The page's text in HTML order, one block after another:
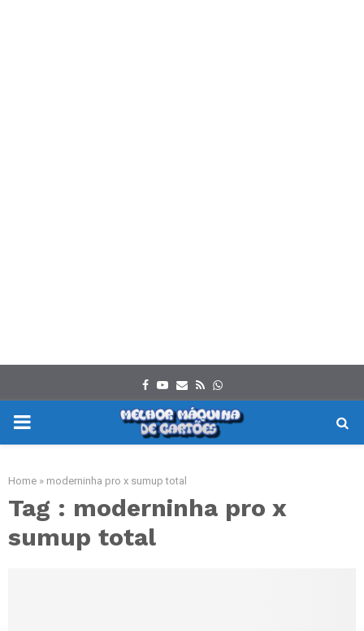
Facebook
Youtube
Email
RssWhatsapp
PRIMARY
Home » moderninha pro x sumup total
Tag : moderninha pro x
sumup total